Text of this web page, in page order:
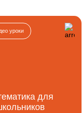
уроки
для